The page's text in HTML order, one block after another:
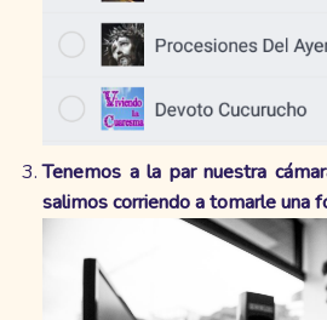
Tenemos a la par nuestra
salimos corriendo a tomarle una